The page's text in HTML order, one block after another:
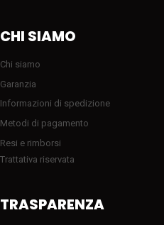
CHI SIAMO
Chi siamo
Garanzia
Informazioni di spedizione
Metodi di pagamento
Resi e rimborsi
Trattativa riservata
TRASPARENZA